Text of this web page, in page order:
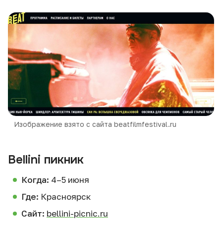
Изображение взято с сайта beatfilmfestival.ru
Bellini пикник
Когда: 4–5 июня
Где: Красноярск
Сайт: bellini-picnic.ru